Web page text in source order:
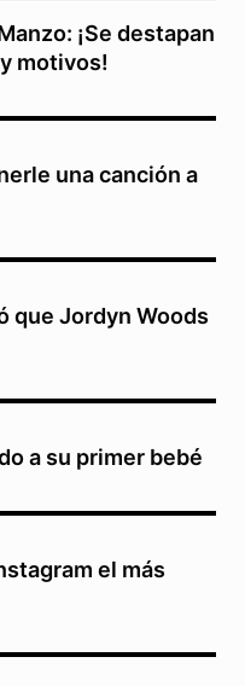
¡Se destapan
motivos!
una canción a
que Jordyn Woods
a su primer bebé
el más